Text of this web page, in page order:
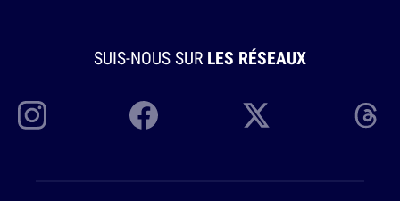
SUIS-NOUS SUR LES RÉSEAUX